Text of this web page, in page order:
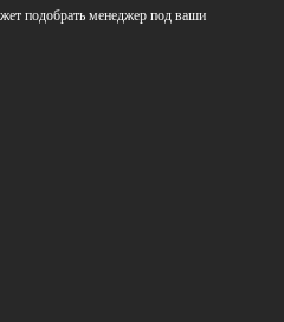
подобрать менеджер под ваши